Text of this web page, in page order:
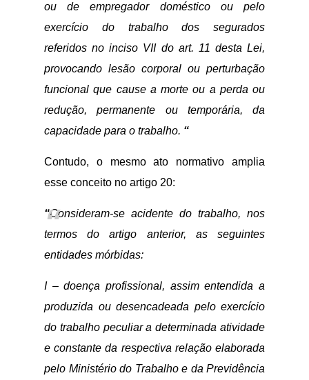
ou de empregador doméstico ou pelo
exercício do trabalho dos segurados
referidos no inciso VII do art. 11 desta Lei,
provocando lesão corporal ou perturbação
funcional que cause a morte ou a perda ou
redução, permanente ou temporária, da
capacidade para o trabalho. “
Contudo, o mesmo ato normativo amplia
esse conceito no artigo 20:
“Consideram-se acidente do trabalho, nos
termos do artigo anterior, as seguintes
entidades mórbidas:
I – doença profissional, assim entendida a
produzida ou desencadeada pelo exercício
do trabalho peculiar a determinada atividade
e constante da respectiva relação elaborada
pelo Ministério do Trabalho e da Previdência